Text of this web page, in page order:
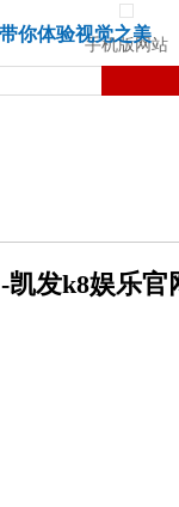
手机版网站
你体验视觉之美
发k8娱乐官